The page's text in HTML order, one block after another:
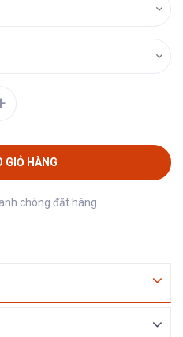
GIỎ HÀNG
chóng đặt hàng